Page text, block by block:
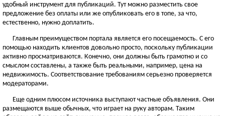
удобный инструмент для публикаций. Тут можно разместить свое
предложение без оплаты или же опубликовать его в топе, за что,
естественно, нужно доплатить.
Главным преимуществом портала является его посещаемость. С его
помощью находить клиентов довольно просто, поскольку публикации
активно просматриваются. Конечно, они должны быть грамотно и со
смыслом составлены, а также быть реальными, например, цена на
недвижимость. Соответствование требованиям серьезно проверяется
модераторами.
Еще одним плюсом источника выступают частные объявления. Они
размещаются выше обычных, что играет на руку авторам. Таким